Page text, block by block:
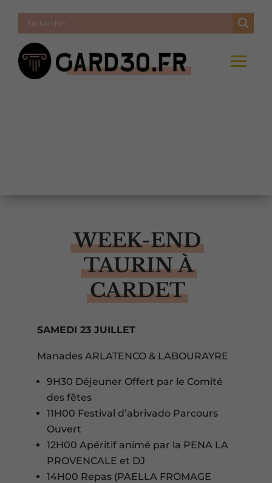
WEEK-END
TAURIN À
CARDET
SAMEDI 23 JUILLET
Manades ARLATENCO & LABOURAYRE
9H30 Déjeuner Offert par le Comité
des fêtes
11H00 Festival d’abrivado Parcours
Ouvert
12H00 Apéritif animé par la PENA LA
PROVENCALE et DJ
14H00 Repas (PAELLA FROMAGE